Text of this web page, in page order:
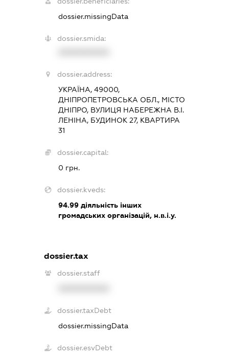
dossier.missingData
dossier.smida:
dossier.address:
УКРАЇНА, 49000,
ДНІПРОПЕТРОВСЬКА ОБЛ., МІСТО
ДНІПРО, ВУЛИЦЯ НАБЕРЕЖНА В.І.
ЛЕНІНА, БУДИНОК 27, КВАРТИРА
31
dossier.capital:
0 грн.
dossier.kveds:
94.99діяльність інших
громадських організацій, н.в.і.у.
dossier.tax
dossier.staff
dossier.taxDebt
dossier.missingData
dossier.esvDebt